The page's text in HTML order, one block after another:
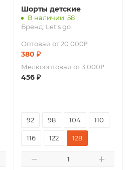
Шорты детские
В наличии: 58
Бренд: Let's go
Оптовая от 20 000₽
380 ₽
Мелкооптовая от 3 000₽
456 ₽
92 98 104 110
116 122 128